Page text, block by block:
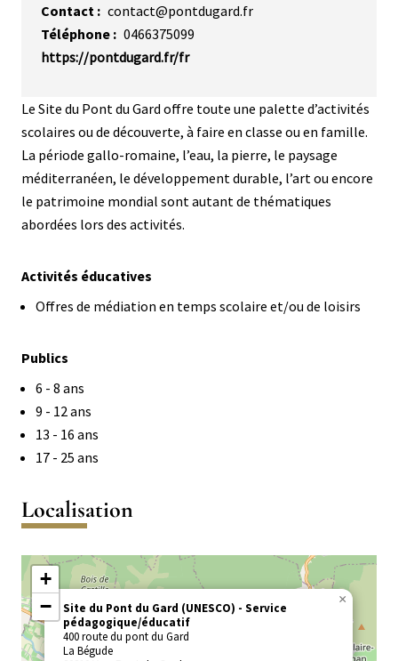
Description
Le Site du Pont du Gard offre toute une palette d’activités
scolaires ou de découverte, à faire en classe ou en famille.
La période gallo-romaine, l’eau, la pierre, le paysage
méditerranéen, le développement durable, l’art ou encore
le patrimoine mondial sont autant de thématiques
abordées lors des activités.
Activités éducatives
Offres de médiation en temps scolaire et/ou de loisirs
Public
Publics
Activités
de
0
à
ans
Activités
de
3
à
ans
Activités
de
6
à
ans
6 - 8 ans
Activités
de
9
12
ans
9 - 12 ans
Activités
de
à
16
13 - 16 ans
Activités
17
à
ans
17 - 25 ans
Contact
contact@pontdugard.fr
Téléphone
0466375099
https://pontdugard.fr/fr
Localisation
Site du Pont du Gard (UNESCO)
Service
pédagogique/éducatif
400 route du pont du Gard
La Bégude
×
+
−